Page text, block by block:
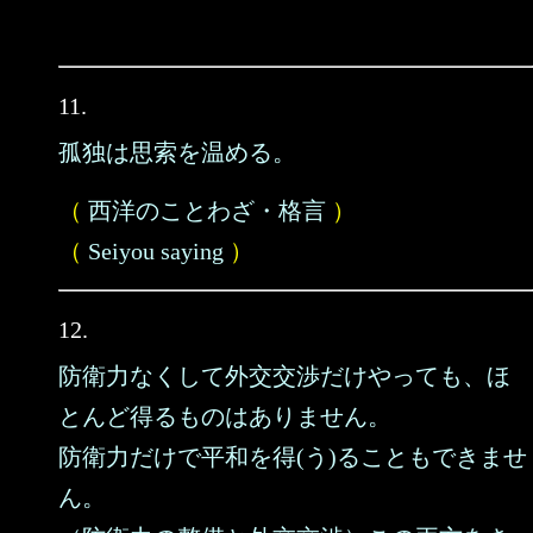
11.
孤独は思索を温める。
（ 西洋のことわざ・格言 ）
（ Seiyou saying ）
12.
防衛力なくして外交交渉だけやっても、ほ
とんど得るものはありません。
防衛力だけで平和を得(う)ることもできませ
ん。